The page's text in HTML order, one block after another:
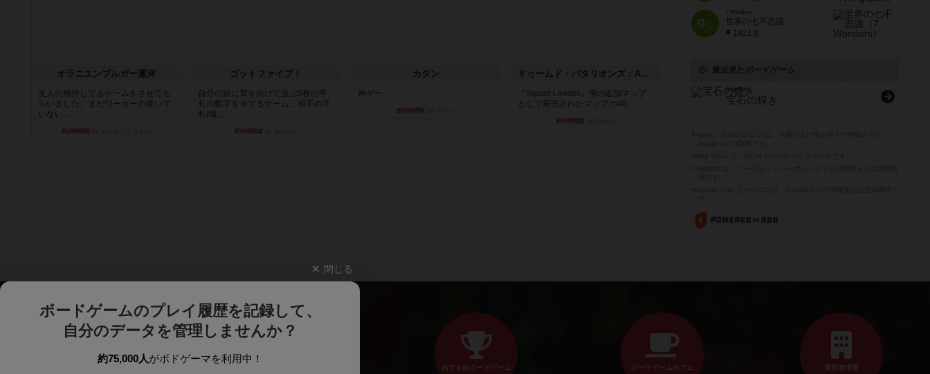
オラニエンブルガー運河
友人の所持してるゲームをさせても
らいました。まだワーカーの置いて
いない...
約4時間前
ゴットファイブ！
自分の前に背を向けて並ぶ5枚の手
札の数字を当てるゲーム。相手の手
札/場...
約5時間前
カタン
神ゲー
約5時間前
ドゥームド・バタリオンズ：ASLモジュール11
『Squad Leader』用の追加マップ
として発売されたマップの#9...
約6時間前
9位
7 Wonders
世界の七不思議
1921名
最近見たボードゲーム
Splendor
宝石の煌き
閉じる
ボードゲームのプレイ履歴を記録して、
自分のデータを管理しませんか？
約75,000人がボドゲーマを利用中！
おすすめボードゲーム ボードゲームカフェ 運営者情報